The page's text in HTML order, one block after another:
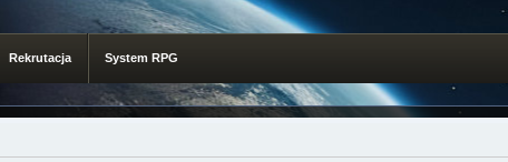
Rekrutacja System RPG